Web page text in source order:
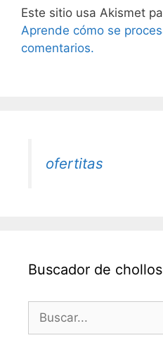
Este sitio usa Akismet
Aprende cómo se
comentarios.
ofertitas
Buscador de chollos